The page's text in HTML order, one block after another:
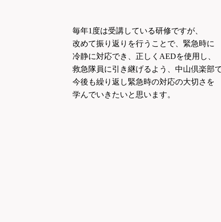
毎年1度は受講している研修ですが、
改めて振り返りを行うことで、緊急時に
冷静に対応でき、正しくAEDを使用し、
救急隊員に引き継げるよう、中山倶楽部
今後も繰り返し緊急時の対応の大切さを
学んでいきたいと思います。